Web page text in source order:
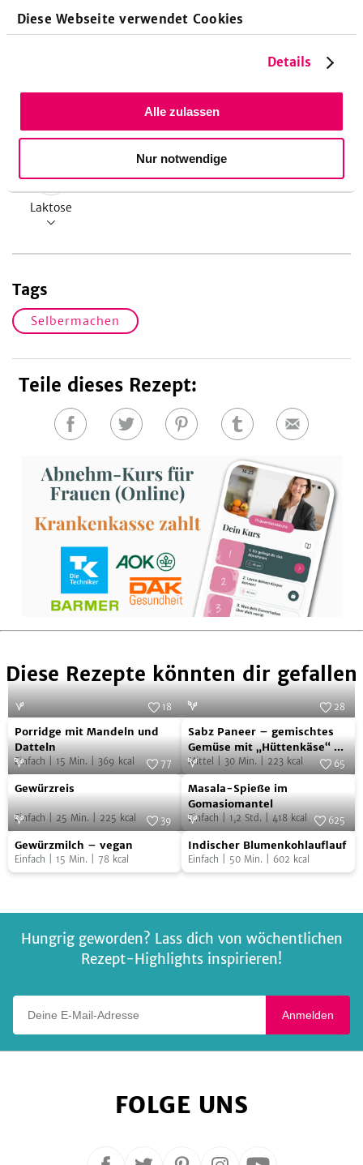
Diese Webseite verwendet Cookies
Details
Alle zulassen
Nur notwendige
Kohlenhydrate
Laktose
Tags
Selbermachen
Teile dieses Rezept:
Auf
teilen
Auf
teilen
Auf
teilen
Auf
teilen
E-
Diese Rezepte könnten dir gefallen
Porridge
mit
Mandeln
und
Datteln
Foto: Harsha Gramminger
18
Porridge mit Mandeln und
Datteln
Einfach 15 Min. 369 kcal
Sabz
Paneer
–
gemischtes
Gemüse
mit
„Hüttenkäse“
–
iStock.com/ramesh1502
28
Sabz Paneer – gemischtes
Gemüse mit „Hüttenkäse“ –
vegan
Mittel 30 Min. 223 kcal
Gewürzreis
77
Gewürzreis
Einfach 25 Min. 225 kcal
Masala-
Spieße
im
Gomasiomantel
Foto:
65
Masala-Spieße im
Gomasiomantel
Einfach 1,2 Std. 418 kcal
Gewürzmilch
–
vegan
Foto:
39
Gewürzmilch – vegan
Einfach 15 Min. 78 kcal
Indischer
Blumenkohlauflauf
Foto: SevenCooks
625
Indischer Blumenkohlauflauf
Einfach 50 Min. 602 kcal
Hungrig geworden? Lass dich von wöchentlichen
Rezept-Highlights inspirieren!
Anmelden
FOLGE UNS